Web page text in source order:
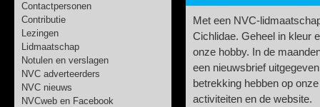
Met een NVC-
Cichlidae. Geheel in kleur
onze hobby. In de
een nieuwsbrief
betrekking hebben op
activiteiten en de website.
Contactpersonen
Contributie
Lezingen
Lidmaatschap
Notulen en verslagen
NVC adverteerders
NVC nieuws
NVCweb en Facebook